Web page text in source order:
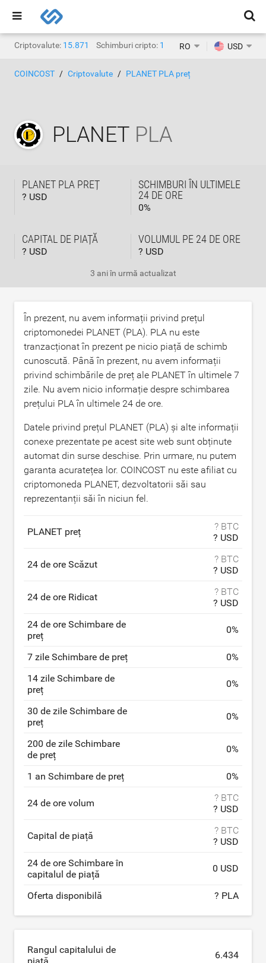
Criptovalute: 15.871 Schimburi cripto: 1.468RO USD
COINCOST Criptovalute PLANET PLA preț
PLANET PLA
PLANET PLA PREȚ
? USD
SCHIMBURI ÎN ULTIMELE
24 DE ORE
0%
CAPITAL DE PIAȚĂ
? USD
VOLUMUL PE 24 DE ORE
? USD
3 ani în urmă actualizat
În prezent, nu avem informații privind prețul
criptomonedei PLANET (PLA). PLA nu este
tranzacționat în prezent pe nicio piață de schimb
cunoscută. Până în prezent, nu avem informații
privind schimbările de preț ale PLANET în ultimele 7
zile. Nu avem nicio informație despre schimbarea
prețului PLA în ultimele 24 de ore.
Datele privind prețul PLANET (PLA) și alte informații
conexe prezentate pe acest site web sunt obținute
automat din surse deschise. Prin urmare, nu putem
garanta acuratețea lor. COINCOST nu este afiliat cu
criptomoneda PLANET, dezvoltatorii săi sau
reprezentanții săi în niciun fel.
PLANET preț
? BTC
? USD
24 de ore Scăzut
? BTC
? USD
24 de ore Ridicat
? BTC
? USD
24 de ore Schimbare de
preț
0%
7 zile Schimbare de preț 0%
14 zile Schimbare de
preț
0%
30 de zile Schimbare de
preț
0%
200 de zile Schimbare
de preț
0%
1 an Schimbare de preț 0%
24 de ore volum
? BTC
? USD
Capital de piață
? BTC
? USD
24 de ore Schimbare în
capitalul de piață
0 USD
Oferta disponibilă ? PLA
Rangul capitalului de
6.434